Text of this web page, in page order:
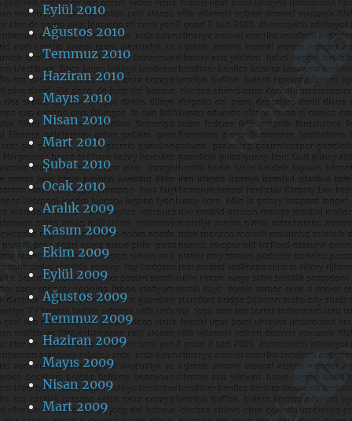
Eylül 2010
Ağustos 2010
Temmuz 2010
Haziran 2010
Mayıs 2010
Nisan 2010
Mart 2010
Şubat 2010
Ocak 2010
Aralık 2009
Kasım 2009
Ekim 2009
Eylül 2009
Ağustos 2009
Temmuz 2009
Haziran 2009
Mayıs 2009
Nisan 2009
Mart 2009